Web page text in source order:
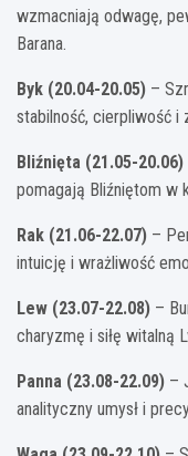
wzmacniają odwagę,
Barana.
Byk (20.04-20.05) –
stabilność, cierpliwość i
Bliźnięta (21.05-20.06)
pomagają Bliźniętom w
Rak (21.06-22.07) –
intuicję i wrażliwość
Lew (23.07-22.08) –
charyzmę i siłę witalną
Panna (23.08-22.09) –
analityczny umysł i